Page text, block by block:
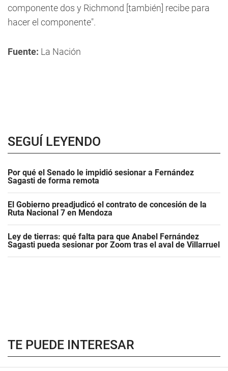
componente dos y Richmond [también] recibe para
hacer el componente".
Fuente: La Nación
SEGUÍ LEYENDO
Por qué el Senado le impidió sesionar a Fernández
Sagasti de forma remota
El Gobierno preadjudicó el contrato de concesión de la
Ruta Nacional 7 en Mendoza
Ley de tierras: qué falta para que Anabel Fernández
Sagasti pueda sesionar por Zoom tras el aval de Villarruel
TE PUEDE INTERESAR